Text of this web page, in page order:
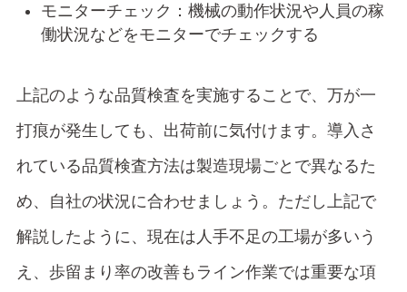
モニターチェック：機械の動作状況や人員の稼
働状況などをモニターでチェックする
上記のような品質検査を実施することで、万が一
打痕が発生しても、出荷前に気付けます。導入さ
れている品質検査方法は製造現場ごとで異なるた
め、自社の状況に合わせましょう。ただし上記で
解説したように、現在は人手不足の工場が多いう
え、歩留まり率の改善もライン作業では重要な項